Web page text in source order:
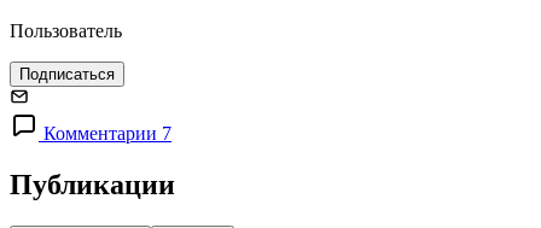
Пользователь
Подписаться
Комментарии 7
Публикации